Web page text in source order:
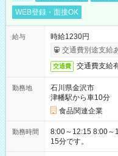
WEB登録・面接OK
給与
時給1230円
交通費別途支給
交通費 交通費支給
勤務地
石川県金沢市
津幡駅から車10分
食品関連企業
勤務時間
8:00～12:15 8:00～13:15 ※表記のうち実働4時間
15分です。